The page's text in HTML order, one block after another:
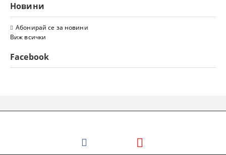
Новини
Абонирай се за новини
Виж всички
Facebook